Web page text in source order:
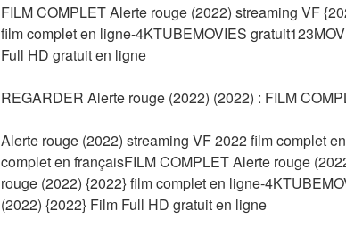
FILM COMPLET Alerte rouge (2022) streaming VF
film complet en ligne-4KTUBEMOVIES
Full HD gratuit en ligne
REGARDER Alerte rouge (2022) (2022) : FILM
Alerte rouge (2022) streaming VF 2022 film complet
complet en françaisFILM COMPLET Alerte rouge
rouge (2022) {2022} film complet en ligne-
(2022) {2022} Film Full HD gratuit en ligne